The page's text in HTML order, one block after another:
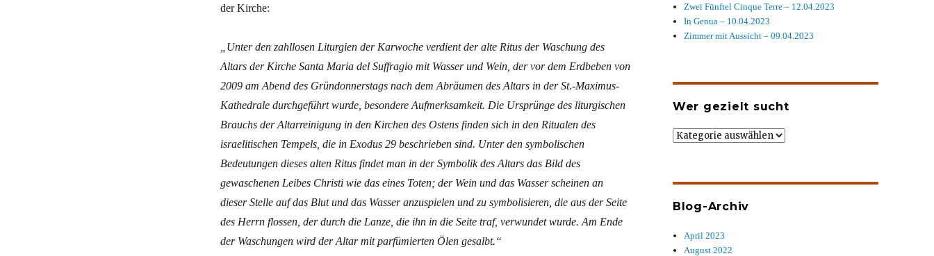
der Kirche:
„Unter den zahllosen Liturgien der Karwoche verdient der alte Ritus der Waschung des
Altars der Kirche Santa Maria del Suffragio mit Wasser und Wein, der vor dem Erdbeben von
2009 am Abend des Gründonnerstags nach dem Abräumen des Altars in der St.-Maximus-
Kathedrale durchgeführt wurde, besondere Aufmerksamkeit. Die Ursprünge des liturgischen
Brauchs der Altarreinigung in den Kirchen des Ostens finden sich in den Ritualen des
israelitischen Tempels, die in Exodus 29 beschrieben sind. Unter den symbolischen
Bedeutungen dieses alten Ritus findet man in der Symbolik des Altars das Bild des
gewaschenen Leibes Christi wie das eines Toten; der Wein und das Wasser scheinen an
dieser Stelle auf das Blut und das Wasser anzuspielen und zu symbolisieren, die aus der Seite
des Herrn flossen, der durch die Lanze, die ihn in die Seite traf, verwundet wurde. Am Ende
der Waschungen wird der Altar mit parfümierten Ölen gesalbt.“
Zwei Fünftel Cinque Terre – 12.04.2023
In Genua – 10.04.2023
Zimmer mit Aussicht – 09.04.2023
Wer gezielt sucht
Wer
Blog-Archiv
April 2023
August 2022